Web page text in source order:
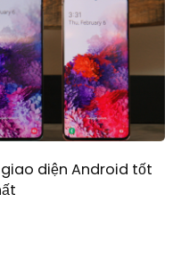
diện Android tốt